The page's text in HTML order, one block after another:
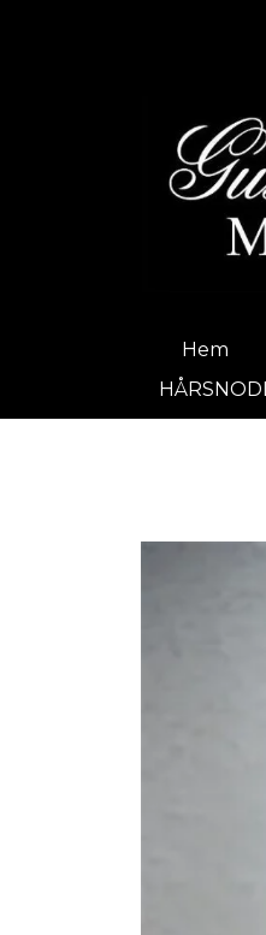
Hem